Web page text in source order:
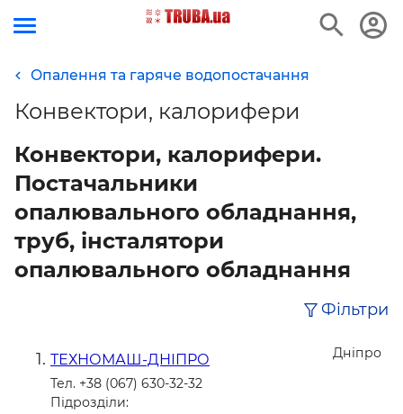
Опалення та гаряче водопостачання
Конвектори, калорифери
Конвектори, калорифери.
Постачальники
опалювального обладнання,
труб, інсталятори
опалювального обладнання
Фільтри
Дніпро
ТЕХНОМАШ-ДНІПРО
Тел. +38 (067) 630-32-32
Підрозділи: